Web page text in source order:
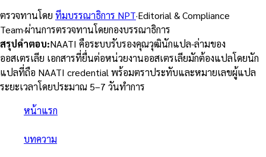
ตรวจทานโดย ทีมบรรณาธิการ NPT·Editorial & Compliance
Team·ผ่านการตรวจทานโดยกองบรรณาธิการ
สรุปคำตอบ:NAATI คือระบบรับรองคุณวุฒินักแปล-ล่ามของ
ออสเตรเลีย เอกสารที่ยื่นต่อหน่วยงานออสเตรเลียมักต้องแปลโดยนัก
แปลที่ถือ NAATI credential พร้อมตราประทับและหมายเลขผู้แปล
ระยะเวลาโดยประมาณ 5–7 วันทำการ
หน้าแรก
บทความ